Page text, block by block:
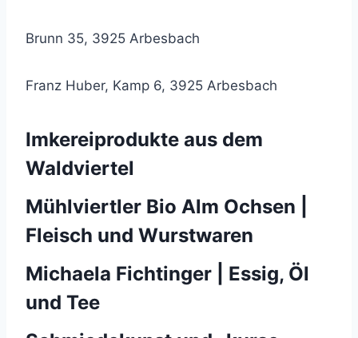
Brunn 35, 3925 Arbesbach
Franz Huber, Kamp 6, 3925 Arbesbach
Imkereiprodukte aus dem
Waldviertel
Mühlviertler Bio Alm Ochsen |
Fleisch und Wurstwaren
Michaela Fichtinger | Essig, Öl
und Tee